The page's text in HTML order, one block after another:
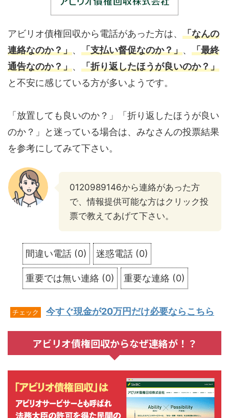
アビリオ債権回収から電話があった方は、 「なんの
連絡なのか？」、 「支払い督促なのか？」、 「最終
通告なのか？」、 「折り返したほうが良いのか？」
と不安に感じている方が多いようです。
「放置しても良いのか？」「折り返したほうが良い
のか？」と迷っている場合は、みなさんの投票結果
を参考にしてみて下さい。
0120989146から連絡があった方
で、情報提供可能な方はクリック投
票で教えてあげて下さい。
間違い電話 (0) 迷惑電話 (0)
重要では無い連絡 (0) 重要な連絡 (0)
チェック 今すぐ現金が20万円だけ必要ならこちら
アビリオ債権回収からなぜ連絡が！？